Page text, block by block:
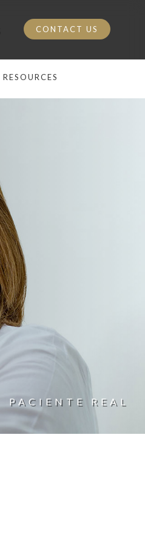
CONTACT US
RESOURCES
PACIENTE REAL